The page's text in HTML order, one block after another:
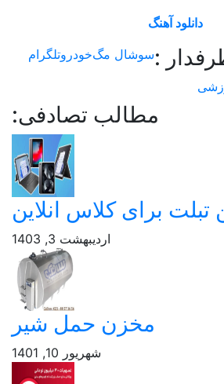
دانلود آهنگ
: سوشال مگخودروتلگرام
مطالب تصادفی:
برای کلاس انلاین
اردیبهشت 3, 1403
مخزن حمل شیر
شهریور 10, 1401